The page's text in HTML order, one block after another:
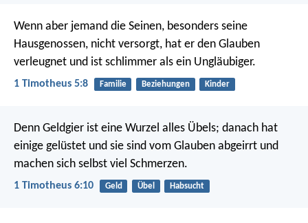
Wenn aber jemand die Seinen, besonders seine
Hausgenossen, nicht versorgt, hat er den Glauben
verleugnet und ist schlimmer als ein Ungläubiger.
1 Timotheus 5:8 Familie Beziehungen Kinder
Denn Geldgier ist eine Wurzel alles Übels; danach hat
einige gelüstet und sie sind vom Glauben abgeirrt und
machen sich selbst viel Schmerzen.
1 Timotheus 6:10 Geld Übel Habsucht